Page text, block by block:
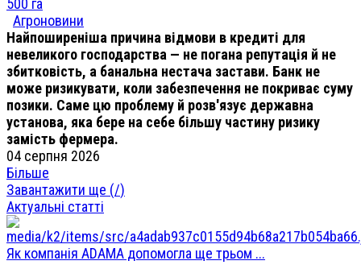
Агроновини
Найпоширеніша причина відмови в кредиті для
невеликого господарства — не погана репутація й не
збитковість, а банальна нестача застави. Банк не
може ризикувати, коли забезпечення не покриває суму
позики. Саме цю проблему й розв'язує державна
установа, яка бере на себе більшу частину ризику
замість фермера.
04 серпня 2026
Більше
Завантажити ще (/)
Актуальні статті
Як компанія ADAMA допомогла ще трьом ...